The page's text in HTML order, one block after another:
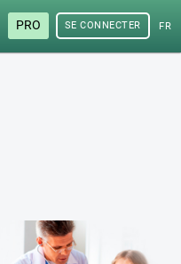
PRO SE CONNECTER